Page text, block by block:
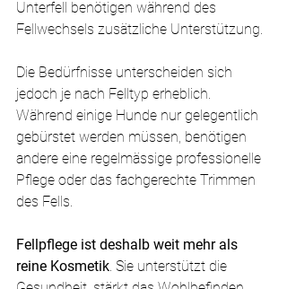
Unterfell benötigen während des
Fellwechsels zusätzliche Unterstützung.
Die Bedürfnisse unterscheiden sich
jedoch je nach Felltyp erheblich.
Während einige Hunde nur gelegentlich
gebürstet werden müssen, benötigen
andere eine regelmässige professionelle
Pflege oder das fachgerechte Trimmen
des Fells.
Fellpflege ist deshalb weit mehr als
reine Kosmetik . Sie unterstützt die